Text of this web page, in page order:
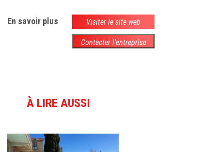
En savoir plus Visiter le site web
Contacter l'entreprise
À LIRE AUSSI